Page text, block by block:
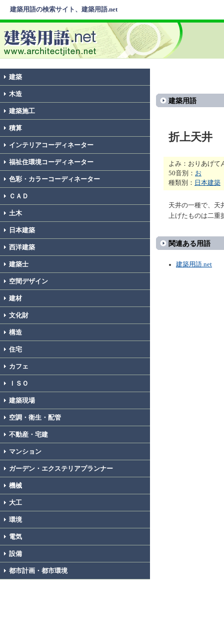
建築用語の検索サイト、建築用語.net
建築
木造
建築施工
積算
インテリアコーディネーター
福祉住環境コーディネーター
色彩・カラーコーディネーター
ＣＡＤ
土木
日本建築
西洋建築
建築士
空間デザイン
建材
文化財
構造
住宅
カフェ
ＩＳＯ
建築現場
空調・衛生・配管
不動産・宅建
マンション
ガーデン・エクステリアプランナー
機械
大工
環境
電気
設備
都市計画・都市環境
建築用語
折上天井
よみ：おりあげて
50音別： お
種類別： 日本建築
天井の一種で、天
上げたものは二重
関連ある用語
建築用語.net